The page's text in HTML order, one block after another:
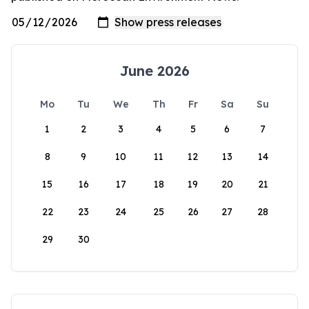
June 2026
Mo Tu We Th Fr Sa
Su
1
2 3 4 5 6 7
8 9 10 11 12 13 14
15 16 17 18 19 20 21
22 23 24 25 26 27 28
29 30